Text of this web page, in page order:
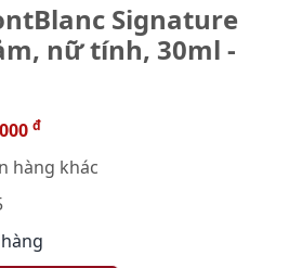
Signature
nữ tính, 30ml -
đ
hàng khác